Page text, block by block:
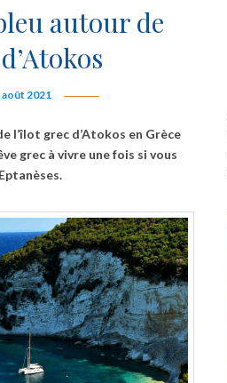
autour de
août 2021
l’îlot grec d’Atokos en Grèce
grec à vivre une fois si vous